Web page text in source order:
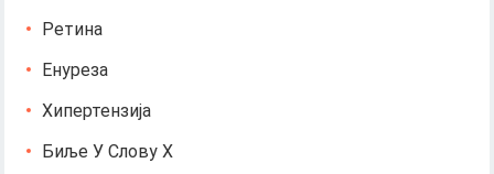
Ретина
Енуреза
Хипертензија
Биље У Слову Х